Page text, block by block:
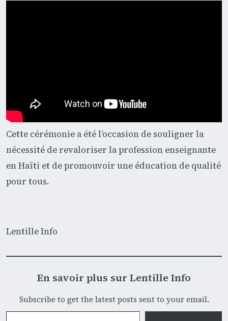
Cette cérémonie a été l’occasion de souligner la
nécessité de revaloriser la profession enseignante
en Haïti et de promouvoir une éducation de qualité
pour tous.
Lentille Info
En savoir plus sur Lentille Info
Subscribe to get the latest posts sent to your email.
Saisissez votre adresse e-mail…